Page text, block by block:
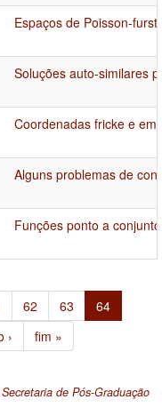
Espaços de Poisson-
Soluções auto-similares
Coordenadas fricke e
Alguns problemas de
Funções ponto a conjunto
62 63
64
› fim »
Secretaria de Pós-Graduação